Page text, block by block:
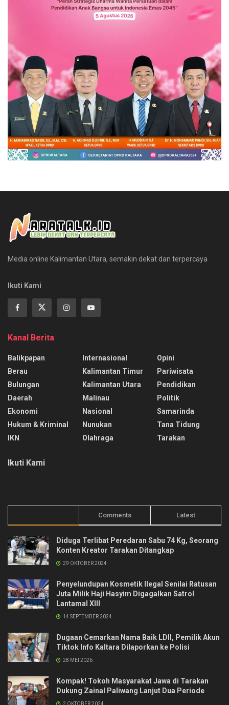
Media online Kalimantan Utara, semakin dekat dan terpercaya
Ikuti Kami
Kanal Berita
Balikpapan
Berau
Bulungan
Daerah
Ekonomi
Hukum & Kriminal
IKN
Internasional
Kalimantan Timur
Kalimantan Utara
Malinau
Nasional
Nunukan
Olahraga
Opini
Pariwisata
Pendidikan
Politik
Samarinda
Tana Tidung
Tarakan
Ikuti Kami
Comments Latest
Diduga Terlibat Peredaran Sabu 74 Kg, Seorang
Konten Kreator Tarakan Ditangkap
29 OKTOBER 2024
Penyelundupan Kosmetik Ilegal Senilai Ratusan
Juta Milik Haji Hasyim Digagalkan Satrol
Lantamal XIII
14 SEPTEMBER 2024
Dugaan Cemarkan Nama Baik LDII, Pemilik Akun
Tiktok Info Kaltara Dilaporkan ke Polisi
28 MEI 2026
Kompak! Tokoh Masyarakat Jawa di Tarakan
Dukung Zainal Paliwang Lanjut Dua Periode
2 OKTOBER 2024